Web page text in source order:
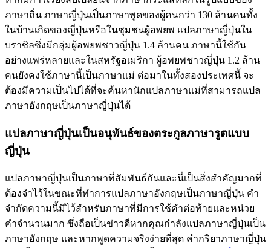
ภาษาถิ่น ภาษาญี่ปุ่นเป็นภาษาพูดของผู้คนกว่า 130 ล้านคนทั้ง
ในบ้านเกิดของญี่ปุ่นหรือในชุมชนผู้อพยพ แปลภาษาญี่ปุ่นใน
บราซิลซึ่งมีกลุ่มผู้อพยพชาวญี่ปุ่น 1.4 ล้านคน ภาษานี้ใช้กัน
อย่างแพร่หลายและในสหรัฐอเมริกา ผู้อพยพชาวญี่ปุ่น 1.2 ล้าน
คนยังคงใช้ภาษานี้เป็นภาษาแม่ ต่อมาในทั้งสองประเทศนี้ จะ
ต้องมีความเป็นไปได้ที่จะค้นหานักแปลภาษาแม่ที่สามารถแปล
ภาษาอังกฤษเป็นภาษาญี่ปุ่นได้
แปลภาษาญี่ปุ่นเป็นอนุพันธ์ของตระกูลภาษารูตแบบ
ญี่ปุ่น
แปลภาษาญี่ปุ่นเป็นภาษาที่สัมพันธ์กันและนี่เป็นสิ่งสำคัญมากที่
ต้องจำไว้ในขณะที่ทำการแปลภาษาอังกฤษเป็นภาษาญี่ปุ่น คำ
จำกัดความนี้มีไว้สำหรับภาษาที่มีการใช้คำต่อท้ายและหน่วย
คำจำนวนมาก ซึ่งถือเป็นข่าวดีหากคุณกำลังแปลภาษาญี่ปุ่นเป็น
ภาษาอังกฤษ และหากพูดความจริงง่ายที่สุด คำกริยาภาษาญี่ปุ่น